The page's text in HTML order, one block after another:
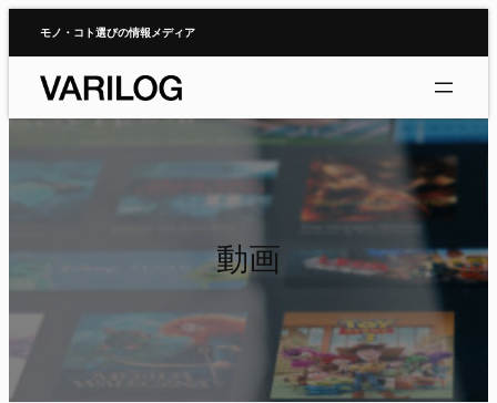
モノ・コト選びの情報メディア
動画